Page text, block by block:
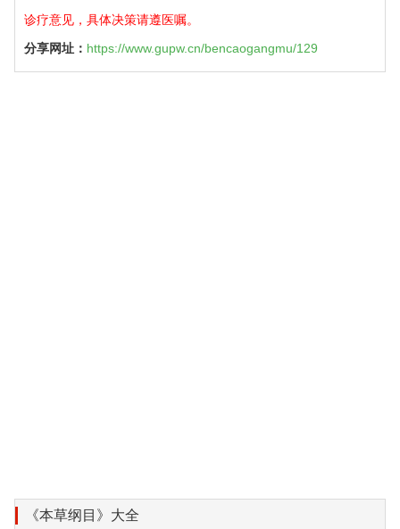
诊疗意见，具体决策请遵医嘱。
分享网址： https://www.gupw.cn/bencaogangmu/129
《本草纲目》大全